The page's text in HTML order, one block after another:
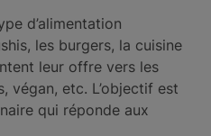
d’alimentation
les burgers, la cuisine
leur offre vers les
végan, etc. L’objectif est
qui réponde aux